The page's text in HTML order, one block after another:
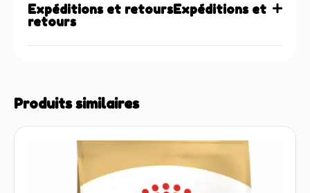
Expéditions et retoursExpéditions et
retours
Produits similaires